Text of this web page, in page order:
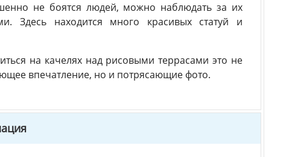
не боятся людей, можно наблюдать за их
Здесь находится много красивых статуй и
на качелях над рисовыми террасами это не
впечатление, но и потрясающие фото.